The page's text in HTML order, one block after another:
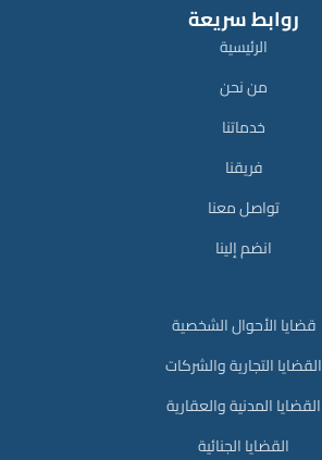
روابط سريعة
الرئيسية
من نحن
خدماتنا
فريقنا
تواصل معنا
انضم إلينا
قضايا الأحوال الشخصية
القضايا التجارية والشركات
القضايا المدنية والعقارية
القضايا الجنائية